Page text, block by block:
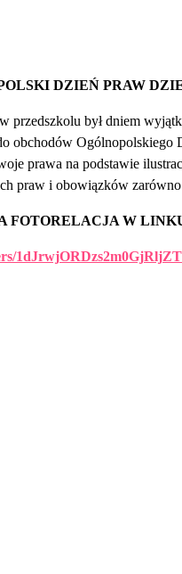
DZIEŃ PRAW
przedszkolu był dniem
obchodów Ogólnopolskiego
prawa na podstawie
praw i obowiązków
FOTORELACJA W